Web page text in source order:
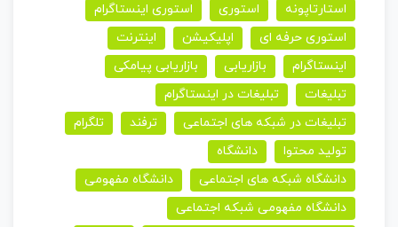
استارتاپونه
استوری
استوری اینستاگرام
استوری حرفه ای
اپلیکیشن
اینترنت
اینستاگرام
بازاریابی
بازاریابی پیامکی
تبلیغات
تبلیغات در اینستاگرام
تبلیغات در شبکه های اجتماعی
ترفند
تلگرام
تولید محتوا
دانشگاه
دانشگاه شبکه های اجتماعی
دانشگاه مفهومی
دانشگاه مفهومی شبکه اجتماعی